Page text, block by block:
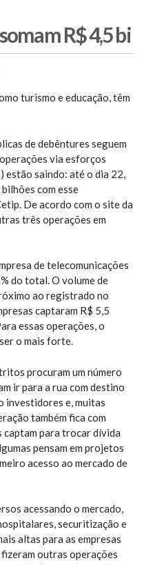
R$ 4,5 bi
turismo e educação, têm
de debêntures seguem
via esforços
saindo: até o dia 22,
com esse
De acordo com o site da
três operações em
de telecomunicações
do total. O volume de
ao registrado no
captaram R$ 5,5
essas operações, o
o mais forte.
procuram um número
ir para a rua com destino
investidores e, muitas
também fica com
captam para trocar dívida
pensam em projetos
acesso ao mercado de
acessando o mercado,
securitização e
altas para as empresas
fizeram outras operações